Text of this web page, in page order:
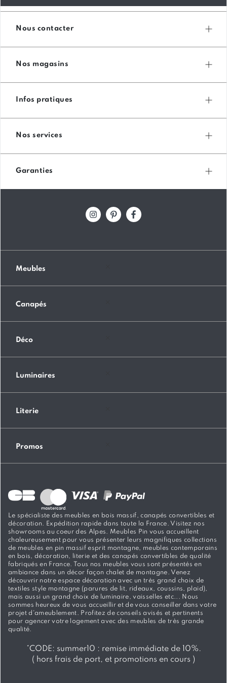
Nous contacter
Nos magasins
Infos pratiques
Nos services
Garanties
Meubles
Canapés
Déco
Luminaires
Literie
Promos
Le spécialiste des meubles en bois massif, canapés convertibles et
décoration. Expédition rapide dans toute la France. Visitez nos
showrooms au coeur des Alpes. Meubles Pin vous accueillent
chaleureusement pour vous présenter leurs magnifiques collections
de meubles en pin massif esprit montagne, meubles contemporains
en bois, décoration, literie et des canapés convertibles de qualité
fabriqués en France. Tous nos meubles vous sont présentés en
ambiance dans un décor façon chalet de montagne. Venez
découvrir notre espace décoration avec un très grand choix de
textiles style montagne (parures de lit, rideaux, coussins, plaid),
mais aussi un grand choix de luminaire, vaisselles etc... Nous
sommes heureux de vous accueillir et de vous conseiller dans votre
projet d'ameublement. Profitez de conseils avisés et pertinents
pour agencer votre logement avec des meubles de très grande
qualité.
*CODE: summer10 : remise immédiate de 10%.
( hors frais de port, et promotions en cours )